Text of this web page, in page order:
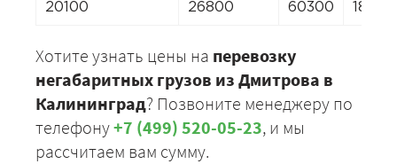
20100 26800 60300 18760
Хотите узнать цены на перевозку
негабаритных грузов из Дмитрова в
Калининград? Позвоните менеджеру по
телефону+7 (499) 520-05-23, и мы
рассчитаем вам сумму.